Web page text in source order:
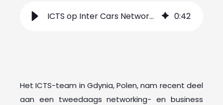
ICTS op Inter Cars Networking Event 0:42
Het ICTS-team in Gdynia, Polen, nam recent deel
aan een tweedaags networking- en business